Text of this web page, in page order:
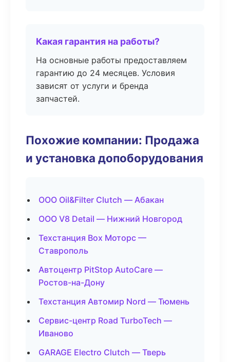
Какая гарантия на работы?
На основные работы предоставляем
гарантию до 24 месяцев. Условия
зависят от услуги и бренда
запчастей.
Похожие компании: Продажа
и установка допоборудования
ООО Oil&Filter Clutch — Абакан
ООО V8 Detail — Нижний Новгород
Техстанция Box Моторс —
Ставрополь
Автоцентр PitStop AutoCare —
Ростов-на-Дону
Техстанция Автомир Nord — Тюмень
Сервис-центр Road TurboTech —
Иваново
GARAGE Electro Clutch — Тверь